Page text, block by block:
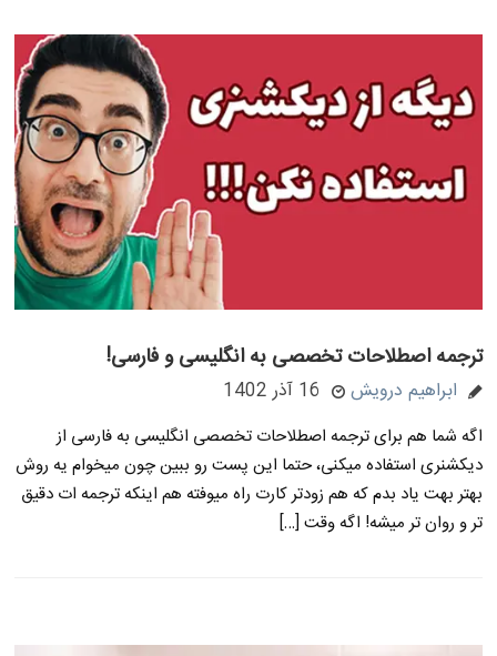
ترجمه اصطلاحات تخصصی به انگلیسی و فارسی!
ابراهیم درویش 16 آذر 1402
اگه شما هم برای ترجمه اصطلاحات تخصصی انگلیسی به فارسی از
دیکشنری استفاده میکنی، حتما این پست رو ببین چون میخوام یه روش
بهتر بهت یاد بدم که هم زودتر کارت راه میوفته هم اینکه ترجمه ات دقیق
تر و روان تر میشه! اگه وقت […]